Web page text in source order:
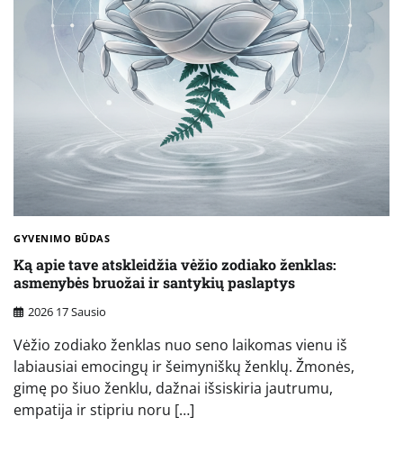
GYVENIMO BŪDAS
Ką apie tave atskleidžia vėžio zodiako ženklas:
asmenybės bruožai ir santykių paslaptys
2026 17 Sausio
Vėžio zodiako ženklas nuo seno laikomas vienu iš
labiausiai emocingų ir šeimyniškų ženklų. Žmonės,
gimę po šiuo ženklu, dažnai išsiskiria jautrumu,
empatija ir stipriu noru […]